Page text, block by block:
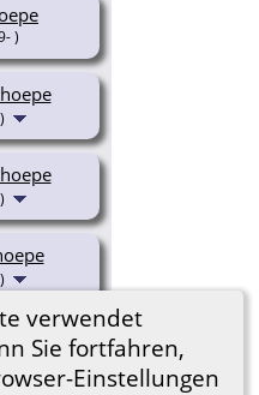
verwendet
Sie fortfahren,
Einstellungen
)